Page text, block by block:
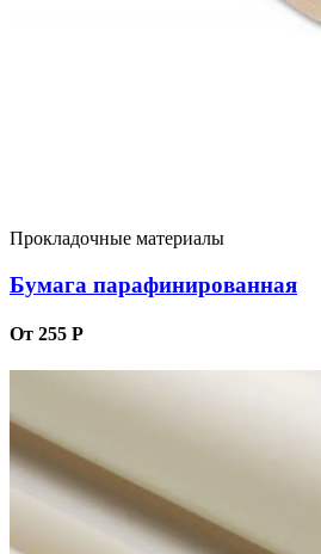
Прокладочные материалы
Бумага парафинированная
От 255 Р